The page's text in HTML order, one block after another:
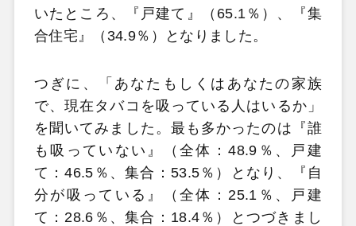
いたところ、『戸建て』（65.1％）、『集
合住宅』（34.9％）となりました。
つぎに、「あなたもしくはあなたの家族
で、現在タバコを吸っている人はいるか」
を聞いてみました。最も多かったのは『誰
も吸っていない』（全体：48.9％、戸建
て：46.5％、集合：53.5％）となり、『自
分が吸っている』（全体：25.1％、戸建
て：28.6％、集合：18.4％）とつづきまし